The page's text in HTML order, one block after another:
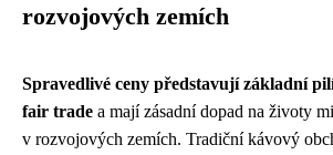
rozvojových zemích
Spravedlivé ceny představují základní
fair trade a mají zásadní dopad na životy
v rozvojových zemích. Tradiční kávový